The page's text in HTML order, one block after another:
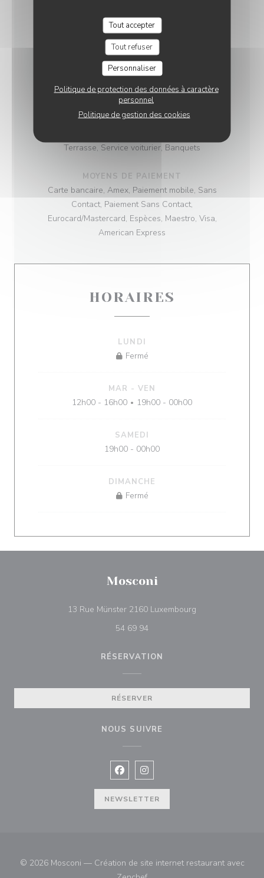
Tout accepter
Tout refuser
Personnaliser
Politique de protection des données à caractère
personnel
Politique de gestion des cookies
INFOS PRATIQUES
CUISINE
Italienne
TYPE DE RESTAURANT
Restaurant Gastronomique Italien
Terrasse, Service voiturier, Banquets
MOYENS DE PAIEMENT
Carte bancaire, Amex, Paiement mobile, Sans
Contact, Paiement Sans Contact,
Eurocard/Mastercard, Espèces, Maestro, Visa,
American Express
HORAIRES
LUNDI
Fermé
MAR -VEN
12h00 - 16h00 • 19h00 - 00h00
SAMEDI
19h00 - 00h00
DIMANCHE
Fermé
Mosconi
13 Rue Münster 2160 Luxembourg
54 69 94
RÉSERVATION
RÉSERVER
NOUS SUIVRE
Facebook ((ouvre une nouvelle
Instagram ((ouvre une
NEWSLETTER
© 2026 Mosconi — Création de site internet restaurant avec